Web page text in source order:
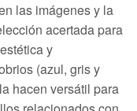
las imágenes y la
acertada para
y
(azul, gris y
hacen versátil para